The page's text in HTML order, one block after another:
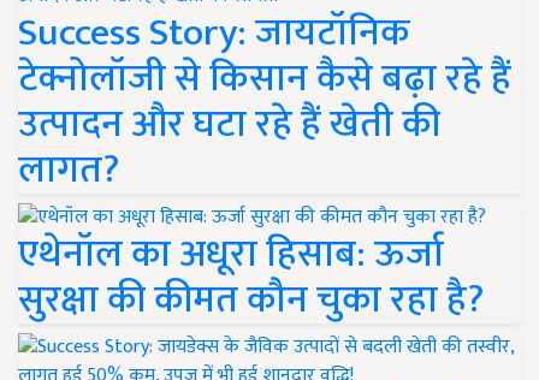
Success Story: जायटॉनिक
टेक्नोलॉजी से किसान कैसे बढ़ा रहे हैं
उत्पादन और घटा रहे हैं खेती की
लागत?
एथेनॉल का अधूरा हिसाब: ऊर्जा
सुरक्षा की कीमत कौन चुका रहा है?